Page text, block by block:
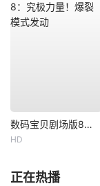
数码宝贝剧场版8：究极力量！爆裂模式发动
HD
正在热播